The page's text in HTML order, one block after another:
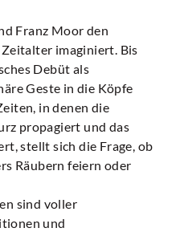
Franz Moor den
imaginiert. Bis
Debüt als
Geste in die Köpfe
in denen die
propagiert und das
stellt sich die Frage, ob
Räubern feiern oder
sind voller
und